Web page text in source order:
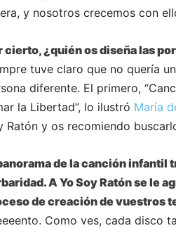
y nosotros crecemos con
cierto, ¿quién os diseña las
tuve claro que no quería
diferente. El primero,
la Libertad”, lo ilustró María
Ratón y os recomiendo
de la canción
A Yo Soy Ratón se le
de creación de vuestros
Como ves, cada disco